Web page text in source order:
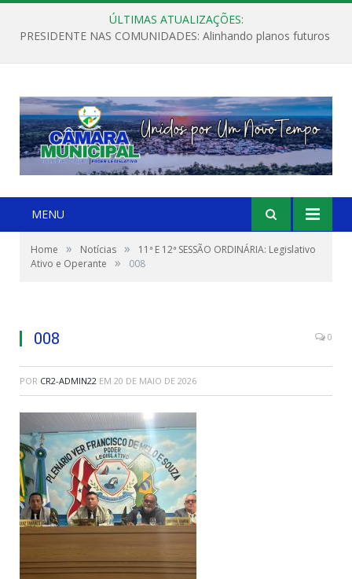
ÚLTIMAS ATUALIZAÇÕES:
PRESIDENTE NAS COMUNIDADES: Alinhando planos futuros
MENU
Home » Notícias »
11ª E 12ª SESSÃO ORDINÁRIA: Legislativo
Ativo e Operante
» 008
008 0
POR CR2-ADMIN22 EM 20 DE MAIO DE 2026